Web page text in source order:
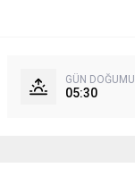
GÜN DOĞUMU
05:30